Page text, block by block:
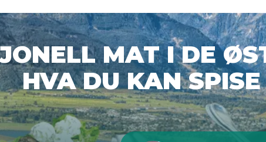
MAT I DE
HVA DU KAN